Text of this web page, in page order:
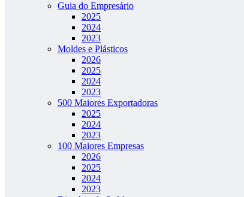
Guia do Empresário
2025
2024
2023
Moldes e Plásticos
2026
2025
2024
2023
500 Maiores Exportadoras
2025
2024
2023
100 Maiores Empresas
2026
2025
2024
2023